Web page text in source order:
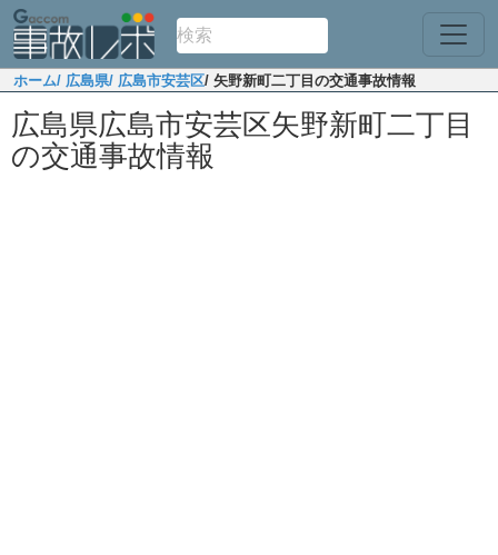
ホーム/ 広島県/ 広島市安芸区/ 矢野新町二丁目の交通事故情報
広島県広島市安芸区矢野新町二丁目
の交通事故情報